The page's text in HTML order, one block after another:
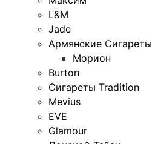
L&M
Jade
Армянские Сигареты
Морион
Burton
Сигареты Tradition
Mevius
EVE
Glamour